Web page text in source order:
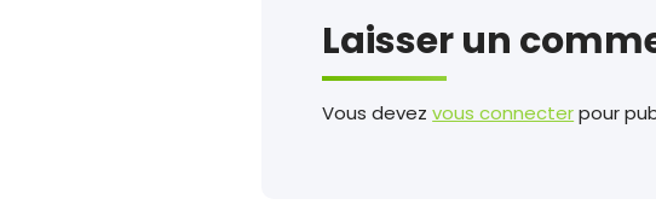
Laisser un
Vous devezvous connecterpour